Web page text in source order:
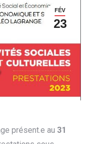
FÉV
23
présent.e au 31